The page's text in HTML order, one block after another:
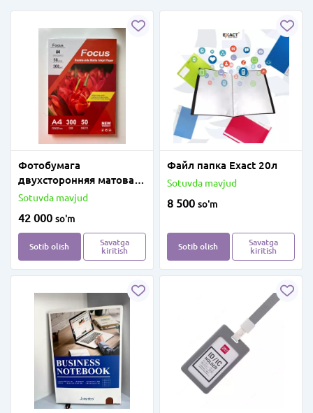
Фотобумага
двухсторонняя матовая
А4 300г, 50л
Sotuvda mavjud
42 000 so'm
Sotib olish
Savatga
kiritish
Файл папка Exact 20л
Sotuvda mavjud
8 500 so'm
Sotib olish
Savatga
kiritish